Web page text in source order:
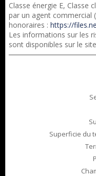
Classe énergie E, Classe
par un agent commercial
honoraires : https://
Les informations sur les
sont disponibles sur le
Superficie du